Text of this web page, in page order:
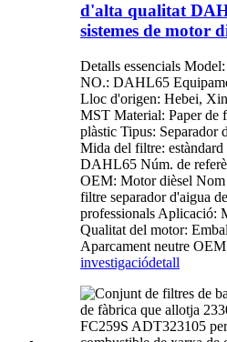
d'alta qualitat
sistemes de motor
Detalls essencials
NO.: DAHL65
Lloc d'origen: Hebei,
MST Material: Paper de
plàstic Tipus: Separador
Mida del filtre:
DAHL65 Núm. de
OEM: Motor dièsel
filtre separador d'aigua
professionals Aplicació:
Qualitat del motor:
Aparcament neutre
investigaciódetall